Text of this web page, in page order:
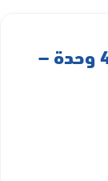
مكيف دولاب ارنداس 48000 وحدة –